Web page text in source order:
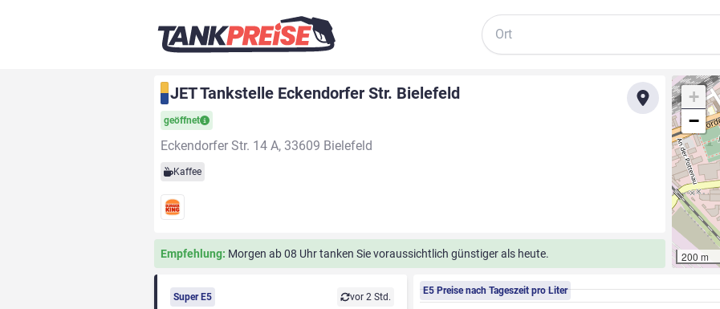
Suche
JET Tankstelle Eckendorfer Str. Bielefeld
geöffnet
Eckendorfer Str. 14 A, 33609 Bielefeld
Kaffee
Empfehlung: Morgen ab 08 Uhr tanken Sie voraussichtlich günstiger als heute.
+
−
200 m
Super E5 vor 2 Std.
E5 Preise nach Tageszeit pro Liter